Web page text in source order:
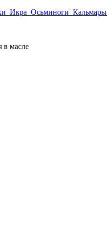
Икра Осьминоги Кальмары
масле